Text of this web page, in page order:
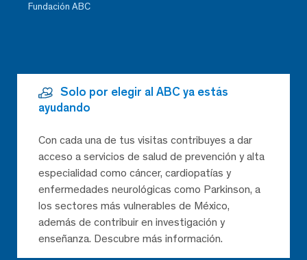
Fundación ABC
Solo por elegir al ABC ya estás
ayudando
Con cada una de tus visitas contribuyes a dar
acceso a servicios de salud de prevención y alta
especialidad como cáncer, cardiopatías y
enfermedades neurológicas como Parkinson, a
los sectores más vulnerables de México,
además de contribuir en investigación y
enseñanza. Descubre más información.